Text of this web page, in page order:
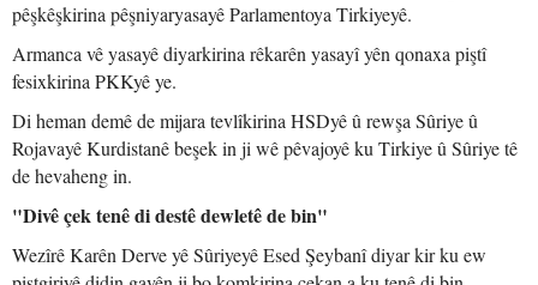
pêşkêşkirina pêşniyaryasayê Parlamentoya Tirkiyeyê.
Armanca vê yasayê diyarkirina rêkarên yasayî yên qonaxa piştî
fesixkirina PKKyê ye.
Di heman demê de mijara tevlîkirina HSDyê û rewşa Sûriye û
Rojavayê Kurdistanê beşek in ji wê pêvajoyê ku Tirkiye û Sûriye tê
de hevaheng in.
"Divê çek tenê di destê dewletê de bin"
Wezîrê Karên Derve yê Sûriyeyê Esed Şeybanî diyar kir ku ew